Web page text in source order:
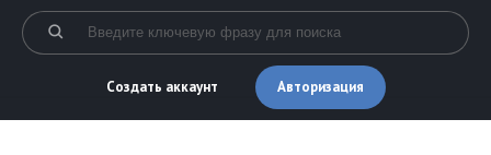
Создать аккаунт Авторизация